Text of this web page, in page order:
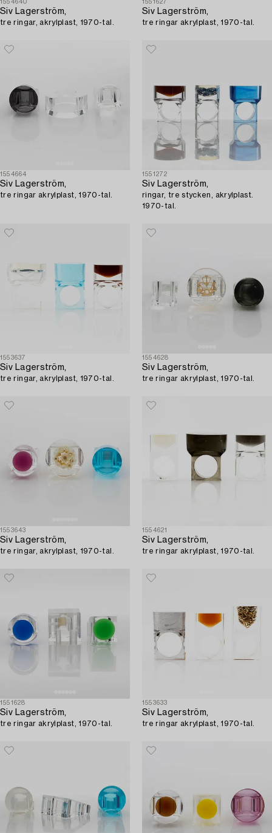
1554640
Siv Lagerström,
tre ringar, akrylplast, 1970-tal.
1551627
Siv Lagerström,
tre ringar akrylplast, 1970-tal.
1554664
Siv Lagerström,
tre ringar akrylplast, 1970-tal.
1551272
Siv Lagerström,
ringar, tre stycken, akrylplast.
1970-tal.
1553637
Siv Lagerström,
tre ringar, akrylplast, 1970-tal.
1554628
Siv Lagerström,
tre ringar akrylplast, 1970-tal.
1553643
Siv Lagerström,
tre ringar, akrylplast, 1970-tal.
1554621
Siv Lagerström,
tre ringar akrylplast, 1970-tal.
1551628
Siv Lagerström,
tre ringar akrylplast, 1970-tal.
1553633
Siv Lagerström,
tre ringar akrylplast, 1970-tal.